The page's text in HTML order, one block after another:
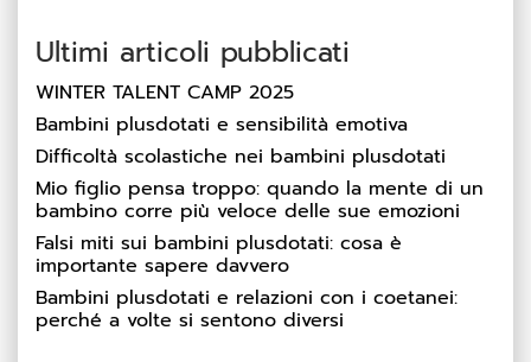
Ultimi articoli pubblicati
WINTER TALENT CAMP 2025
Bambini plusdotati e sensibilità emotiva
Difficoltà scolastiche nei bambini plusdotati
Mio figlio pensa troppo: quando la mente di un
bambino corre più veloce delle sue emozioni
Falsi miti sui bambini plusdotati: cosa è
importante sapere davvero
Bambini plusdotati e relazioni con i coetanei:
perché a volte si sentono diversi